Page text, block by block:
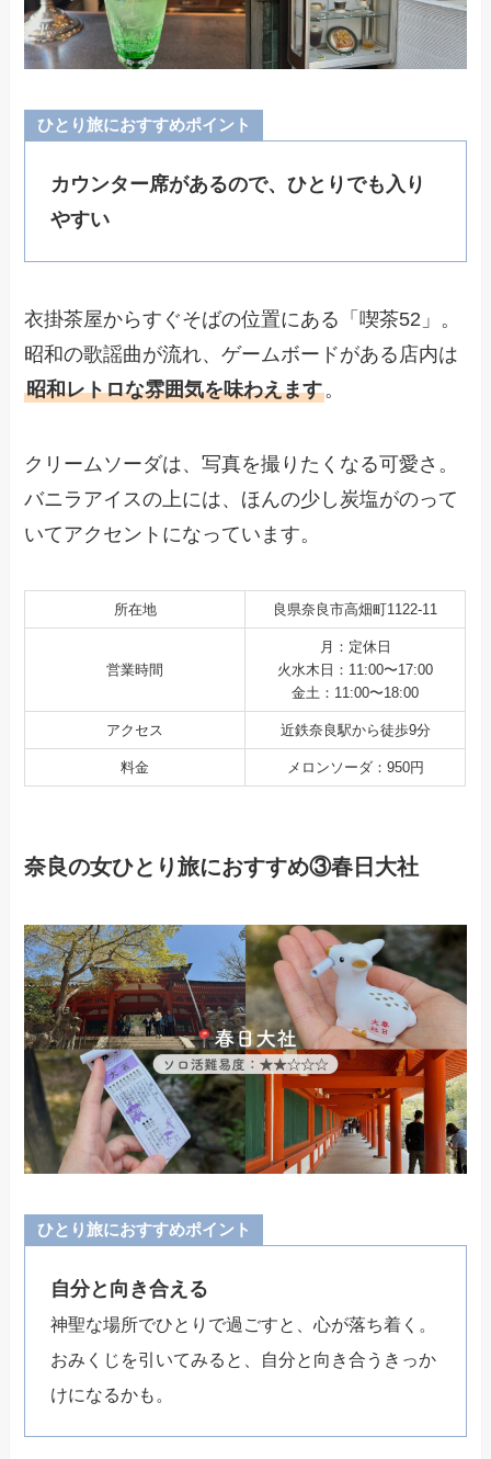
ひとり旅におすすめポイント
カウンター席があるので、ひとりでも入り
やすい
衣掛茶屋からすぐそばの位置にある「喫茶52」。
昭和の歌謡曲が流れ、ゲームボードがある店内は
昭和レトロな雰囲気を味わえます。
クリームソーダは、写真を撮りたくなる可愛さ。
バニラアイスの上には、ほんの少し炭塩がのって
いてアクセントになっています。
所在地 良県奈良市高畑町1122-11
営業時間
月：定休日
火水木日：11:00〜17:00
金土：11:00〜18:00
アクセス 近鉄奈良駅から徒歩9分
料金 メロンソーダ：950円
奈良の女ひとり旅におすすめ③春日大社
ひとり旅におすすめポイント
自分と向き合える
神聖な場所でひとりで過ごすと、心が落ち着く。
おみくじを引いてみると、自分と向き合うきっか
けになるかも。